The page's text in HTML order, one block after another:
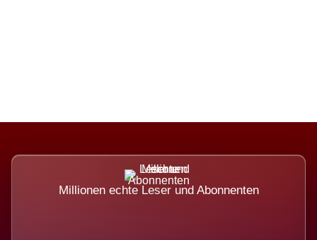
Millionen echte Leser und Abonnenten